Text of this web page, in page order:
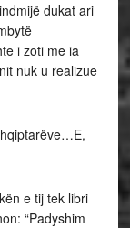
dukat ari
i zoti me ia
nuk u realizue
e tij tek libri
“Padyshim